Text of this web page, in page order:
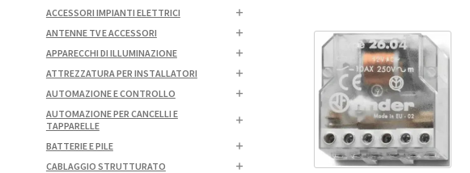
ACCESSORI IMPIANTI ELETTRICI
ANTENNE TV E ACCESSORI
APPARECCHI DI ILLUMINAZIONE
ATTREZZATURA PER INSTALLATORI
AUTOMAZIONE E CONTROLLO
AUTOMAZIONE PER CANCELLI E
TAPPARELLE
BATTERIE E PILE
CABLAGGIO STRUTTURATO